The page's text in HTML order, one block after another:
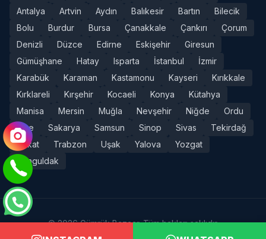
Antalya
Artvin Aydın Balıkesir Bartın
Bilecik
Bolu
Burdur Bursa Çanakkale Çankırı
Çorum
Denizli
Düzce Edirne Eskişehir
Giresun
Gümüşhane
Hatay Isparta İstanbul
İzmir
Karabük
Karaman Kastamonu Kayseri
Kırıkkale
Kırklareli
Kırşehir Kocaeli Konya
Kütahya
Manisa
Mersin Muğla Nevşehir Niğde
Ordu
Rize
Sakarya Samsun Sinop Sivas
Tekirdağ
Tokat
Trabzon Uşak Yalova
Yozgat
Zonguldak
© 2026 Gümrük Bazaar. Tüm hakları saklıdır.